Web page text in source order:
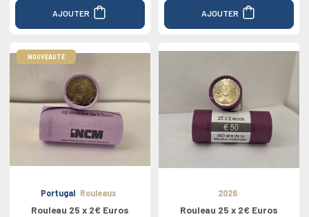
AJOUTER AJOUTER
NOUVEAUTÉ
Portugal Rouleaux
Rouleau 25 x 2€ Euros
2026
Rouleau 25 x 2€ Euros